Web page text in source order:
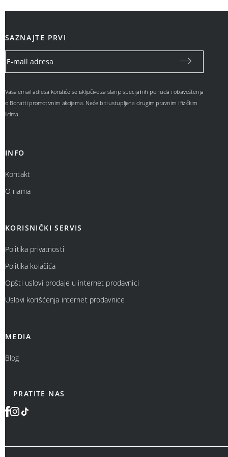
SAZNAJTE PRVI
Vaša email adresa koristiće se isključivo za slanje specijalnih ponuda i obaveštenja
o Bonatti promotivnim akcijama. Neće biti ustupljena drugim pravnim i fizičkim
licima.
INFO
Kontakt
O nama
KORISNIČKI SERVIS
Politika privatnosti
Politika kolačića
Opšti uslovi prodaje u internet prodavnici
Uslovi korišćenja internet prodavnice
MEDIA
Blog
PRATITE NAS